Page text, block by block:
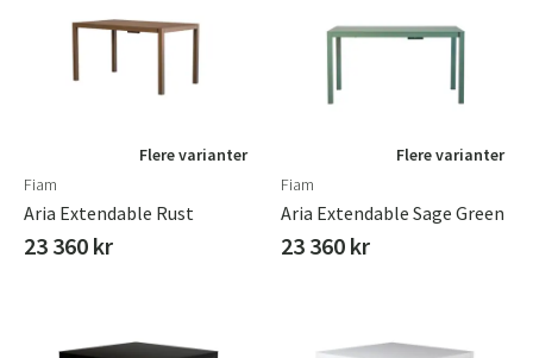
Flere varianter
Fiam
Aria Extendable Rust
23 360 kr
Flere varianter
Fiam
Aria Extendable Sage Green
23 360 kr